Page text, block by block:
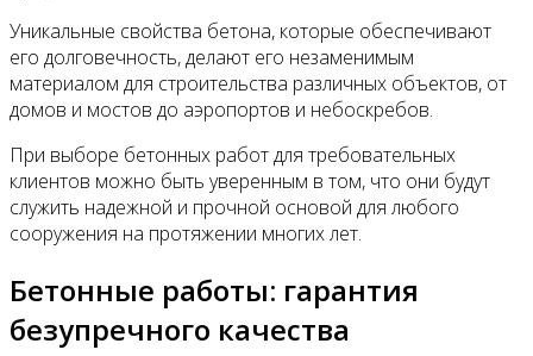
Уникальные свойства бетона, которые обеспечивают
его долговечность, делают его незаменимым
материалом для строительства различных объектов, от
домов и мостов до аэропортов и небоскребов.
При выборе бетонных работ для требовательных
клиентов можно быть уверенным в том, что они будут
служить надежной и прочной основой для любого
сооружения на протяжении многих лет.
Бетонные работы: гарантия
безупречного качества